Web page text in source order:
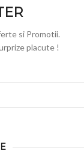
si Promotii.
placute !